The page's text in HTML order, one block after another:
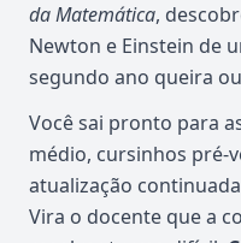
da Matemática,
Newton e Einstein de
segundo ano queira
Você sai pronto para
médio, cursinhos pré-
atualização
Vira o docente que a